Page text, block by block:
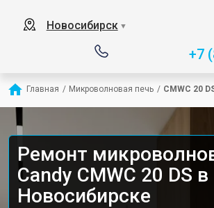
Новосибирск ▼
+7
Главная / Микроволновая печь / CMWC 20
Ремонт
Candy CMWC 20 DS в
Новосибирске